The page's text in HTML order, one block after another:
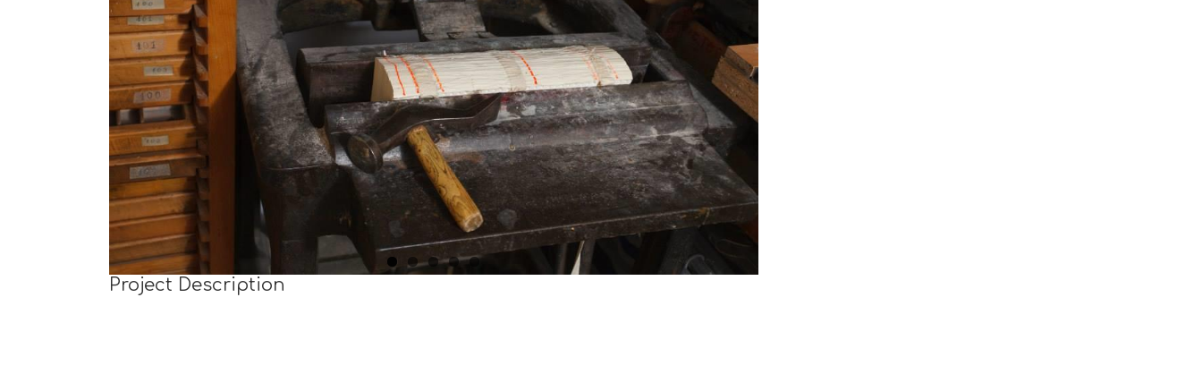
Project Description